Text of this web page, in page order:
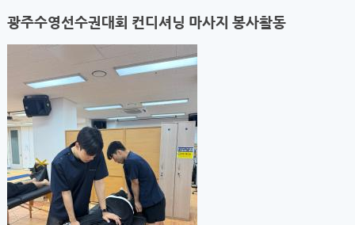
광주수영선수권대회 컨디셔닝 마사지 봉사활동